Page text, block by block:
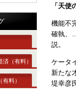
「天
機能不
確執、
説。
ケータ
新たな
堤幸彦
（有料）
料）